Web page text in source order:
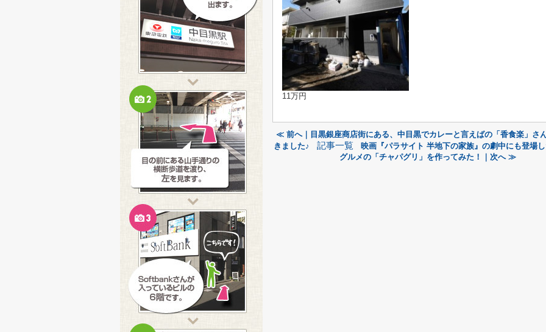
11万円
≪ 前へ｜目黒銀座商店街にある、中目黒でカレーと言えばの「香食楽」さ
きました♪
記事一覧
映画『パラサイト 半地下の家族』の劇中にも登場
グルメの「チャパグリ」を作ってみた！｜次へ ≫